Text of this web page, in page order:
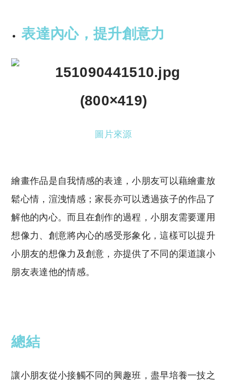
表達內心，提升創意力
圖片來源
繪畫作品是自我情感的表達，小朋友可以藉繪畫放
鬆心情，渲洩情感；家長亦可以透過孩子的作品了
解他的內心。而且在創作的過程，小朋友需要運用
想像力、創意將內心的感受形象化，這樣可以提升
小朋友的想像力及創意，亦提供了不同的渠道讓小
朋友表達他的情感。
總結
讓小朋友從小接觸不同的興趣班，盡早培養一技之